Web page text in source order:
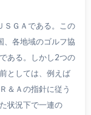
ＳＧＡである。この
、各地域のゴルフ協
ある。しかし2つの
としては、例えば
＆Ａの指針に従う
状況下で一連の